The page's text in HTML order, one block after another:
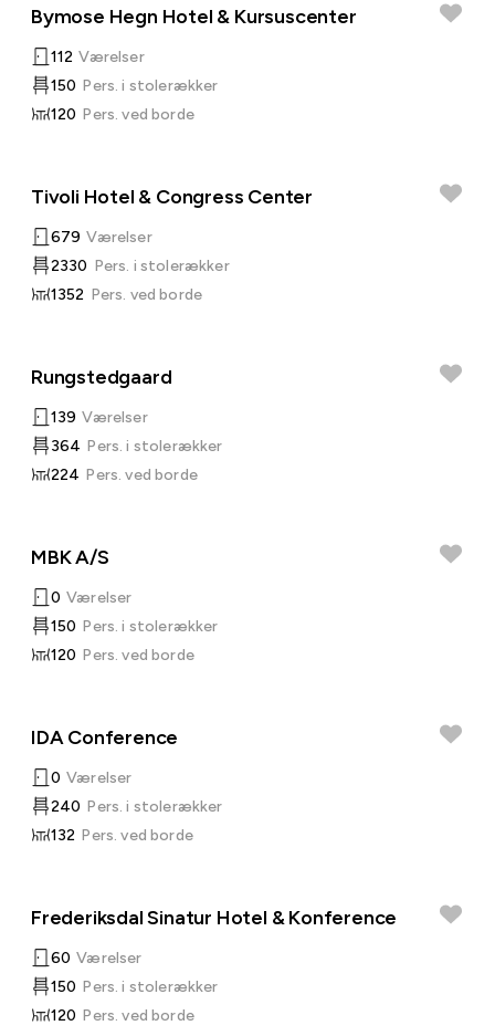
Bymose Hegn Hotel & Kursuscenter
112 Værelser
150 Pers. i stolerækker
120 Pers. ved borde
Tivoli Hotel & Congress Center
679 Værelser
2330 Pers. i stolerækker
1352 Pers. ved borde
Rungstedgaard
139 Værelser
364 Pers. i stolerækker
224 Pers. ved borde
MBK A/S
0 Værelser
150 Pers. i stolerækker
120 Pers. ved borde
IDA Conference
0 Værelser
240 Pers. i stolerækker
132 Pers. ved borde
Frederiksdal Sinatur Hotel & Konference
60 Værelser
150 Pers. i stolerækker
120 Pers. ved borde